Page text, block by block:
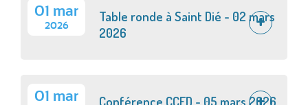
01 mar
2026
Table ronde à Saint Dié - 02 mars
2026
01 mar Conférence CCFD - 05 mars 2026